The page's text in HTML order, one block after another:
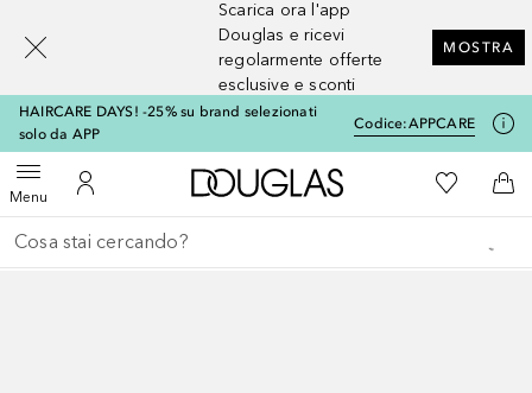
Scarica ora l'app
Douglas e ricevi
regolarmente offerte
esclusive e sconti
MOSTRA
HAIRCARE DAYS! -25% su brand selezionati
solo da APP
Codice:APPCARE
MenuApri menuAl Mio Account
A Douglas HomeAlla Mia
Al
Torna indietro
Esegui ricerca
[navigation.slideout.screenreader]